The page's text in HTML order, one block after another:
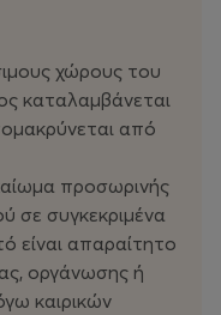
χώρους του
καταλαμβάνεται
από
προσωρινής
σε συγκεκριμένα
είναι απαραίτητο
οργάνωσης ή
καιρικών